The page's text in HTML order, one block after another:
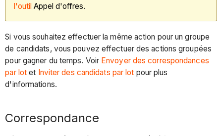
l'outil Appel d'offres.
Si vous souhaitez effectuer la même action pour un groupe
de candidats, vous pouvez effectuer des actions groupées
pour gagner du temps. Voir Envoyer des correspondances
par lot et Inviter des candidats par lot pour plus
d'informations.
Correspondance